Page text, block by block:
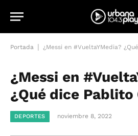
Portada ¿Messi en #VueltaYMedia?
¿Messi en
¿Qué dice Pablito
DEPORTES noviembre 8, 2022